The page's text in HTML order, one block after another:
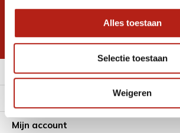
Alles toestaan
Selectie toestaan
Weigeren
* Lees hier de wettelijke beperkingen
Meer informatie
Mijn account